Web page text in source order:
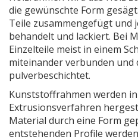
die gewünschte Form
Teile zusammengefügt und
behandelt und lackiert. Bei
Einzelteile meist in einem
miteinander verbunden und
pulverbeschichtet.
Kunststoffrahmen werden
Extrusionsverfahren
Material durch eine Form
entstehenden Profile